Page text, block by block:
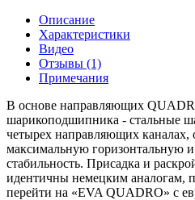
Описание
Характеристики
Видео
Отзывы (1)
Примечания
В основе направляющих
шарикоподшипника - стальные
четырех направляющих каналах,
максимальную горизонтальную
стабильность. Присадка и
идентичны немецким аналогам,
перейти на «EVA QUADRO» с